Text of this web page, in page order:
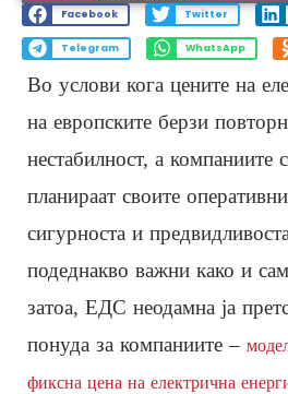
Facebook Twitter
Telegram WhatsApp
Во услови кога цените на
на европските берзи
нестабилност, а компаниите
планираат своите
сигурноста и
подеднакво важни како и
затоа, ЕДС неодамна ја
понуда за компаниите –
фиксна цена на електрична